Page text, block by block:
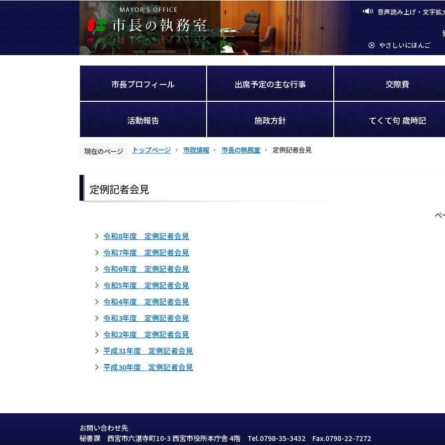
ジ
音声読み上げ・文字拡
やさしいにほんご
市長プロフィール 出席予定の主な行事 交際費
活動報告 施政方針 てくて句 歳時記
現在のページ トップページ 市政情報 市長の執務室 定例記者会見
こ
定例記者会見
ペ
令和8年度 定例記者会見
令和7年度 定例記者会見
令和6年度 定例記者会見
令和5年度 定例記者会見
令和4年度 定例記者会見
令和3年度 定例記者会見
令和2年度 定例記者会見
平成31年度 定例記者会見
平成30年度 定例記者会見
お問い合わせ先
秘書課 西宮市六湛寺町10-3 西宮市役所本庁舎 4階 Tel.0798-35-3432 Fax.0798-22-7272